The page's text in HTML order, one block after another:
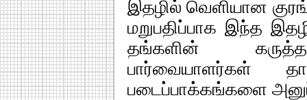
இதழில் வெளியான
மறுபதிப்பாக இந்த
தங்களின்
பார்வையாளர்கள்
படைப்பாக்கங்களை